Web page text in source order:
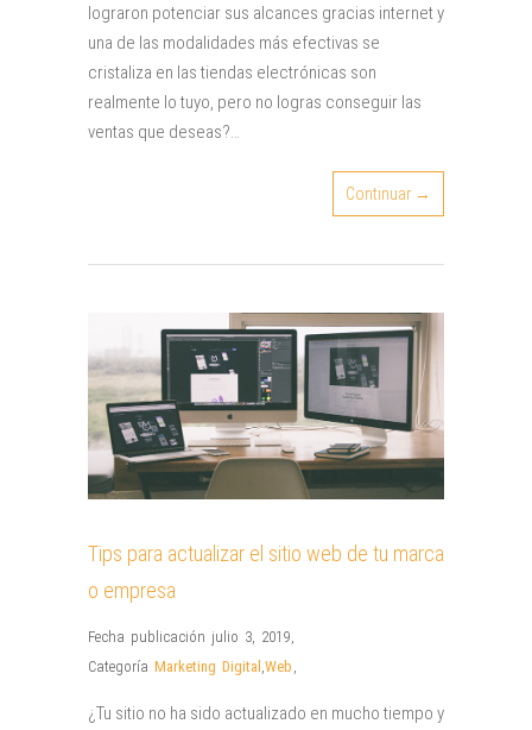
lograron potenciar sus alcances gracias internet y
una de las modalidades más efectivas se
cristaliza en las tiendas electrónicas son
realmente lo tuyo, pero no logras conseguir las
ventas que deseas?…
Continuar →
Tips para actualizar el sitio web de tu marca
o empresa
Fecha publicación julio 3, 2019
Categoría Marketing Digital Web
¿Tu sitio no ha sido actualizado en mucho tiempo y